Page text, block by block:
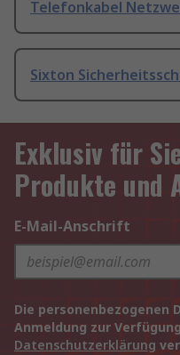
Telefonkabel
Sixton
Exklusiv für
Produkte und
E-Mail-Anschrift
Die personenbezogenen
Anmeldung zur
Datenschutzerklärung